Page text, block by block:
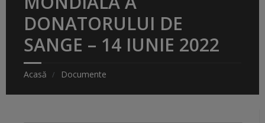
DONATORULUI DE
SANGE – 14 IUNIE 2022
Acasă Documente